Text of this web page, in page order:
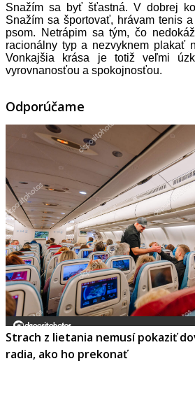
Snažím sa byť šťastná. V dobrej
Snažím sa športovať, hrávam tenis
psom. Netrápim sa tým, čo
racionálny typ a nezvyknem plakať
Vonkajšia krása je totiž veľmi
vyrovnanosťou a spokojnosťou.
Odporúčame
Strach z lietania nemusí pokaziť
radia, ako ho prekonať